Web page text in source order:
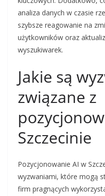
analiza danych w czasie
szybsze reagowanie na
użytkowników oraz
wyszukiwarek.
Jakie są
związane z
Szczecinie
Pozycjonowanie AI w
wyzwaniami, które mogą
firm pragnących